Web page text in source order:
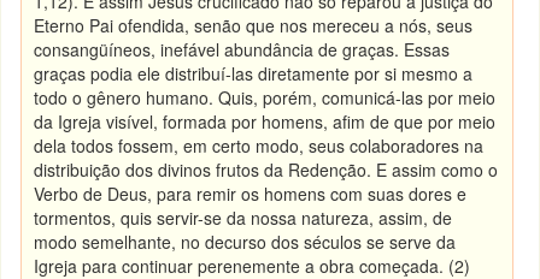
Eterno Pai ofendida, senão que nos mereceu a nós, seus
consangüíneos, inefável abundância de graças. Essas
graças podia ele distribuí-las diretamente por si mesmo a
todo o gênero humano. Quis, porém, comunicá-las por meio
da Igreja visível, formada por homens, afim de que por meio
dela todos fossem, em certo modo, seus colaboradores na
distribuição dos divinos frutos da Redenção. E assim como o
Verbo de Deus, para remir os homens com suas dores e
tormentos, quis servir-se da nossa natureza, assim, de
modo semelhante, no decurso dos séculos se serve da
Igreja para continuar perenemente a obra começada. (2)